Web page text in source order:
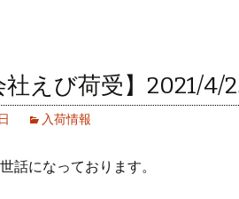
社えび荷受】2021/4/
入荷情報
話になっております。